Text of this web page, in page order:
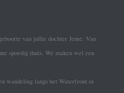
van jullie dochter Jente. Van
spoedig thuis. We maken wel een
wandeling langs het Waterfront in